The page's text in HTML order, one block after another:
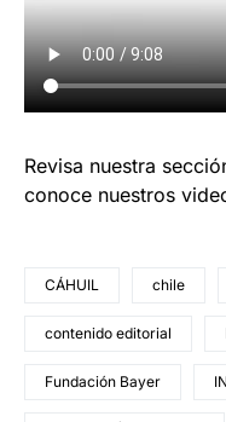
Revisa nuestra
conoce nuestros
CÁHUIL chile
contenido editorial
Fundación Bayer